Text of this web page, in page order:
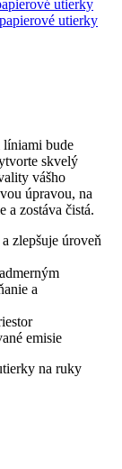
utierky
utierky
bude
skvelý
vášho
úpravou, na
a zostáva čistá.
zlepšuje úroveň
a
emisie
na ruky